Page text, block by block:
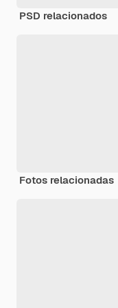
PSD relacionados
Fotos relacionadas